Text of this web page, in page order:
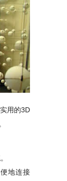
用的3D
地连接